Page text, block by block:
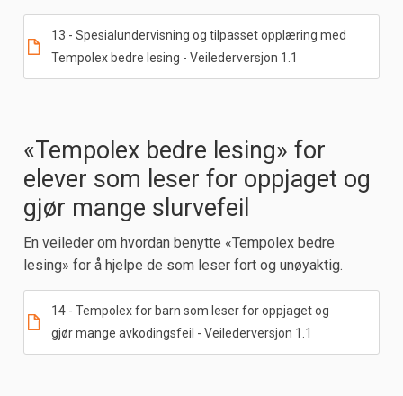
13 - Spesialundervisning og tilpasset opplæring med
Tempolex bedre lesing - Veilederversjon 1.1
«Tempolex bedre lesing» for
elever som leser for oppjaget og
gjør mange slurvefeil
En veileder om hvordan benytte «Tempolex bedre
lesing» for å hjelpe de som leser fort og unøyaktig.
14 - Tempolex for barn som leser for oppjaget og
gjør mange avkodingsfeil - Veilederversjon 1.1